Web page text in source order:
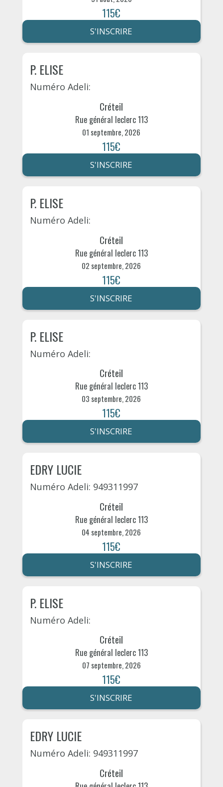
115€
S'INSCRIRE
P. ELISE
Numéro Adeli:
Créteil
Rue général leclerc 113
01 septembre, 2026
115€
S'INSCRIRE
P. ELISE
Numéro Adeli:
Créteil
Rue général leclerc 113
02 septembre, 2026
115€
S'INSCRIRE
P. ELISE
Numéro Adeli:
Créteil
Rue général leclerc 113
03 septembre, 2026
115€
S'INSCRIRE
EDRY LUCIE
Numéro Adeli: 949311997
Créteil
Rue général leclerc 113
04 septembre, 2026
115€
S'INSCRIRE
P. ELISE
Numéro Adeli:
Créteil
Rue général leclerc 113
07 septembre, 2026
115€
S'INSCRIRE
EDRY LUCIE
Numéro Adeli: 949311997
Créteil